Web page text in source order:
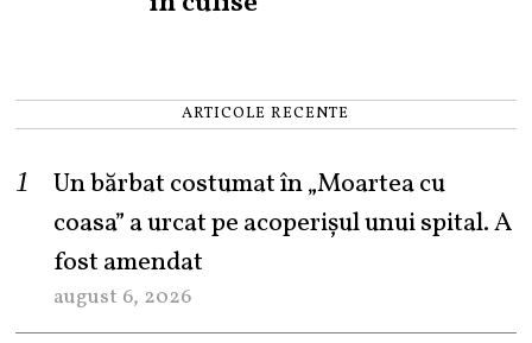
ARTICOLE RECENTE
Un bărbat costumat în „Moartea cu
coasa” a urcat pe acoperișul unui spital. A
fost amendat
august 6, 2026